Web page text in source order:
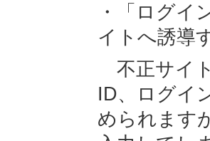
・「ログイ
イトへ誘導
不正サイ
ID、ログイ
められます